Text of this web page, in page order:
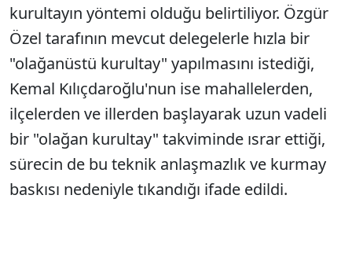
kurultayın yöntemi olduğu belirtiliyor. Özgür
Özel tarafının mevcut delegelerle hızla bir
"olağanüstü kurultay" yapılmasını istediği,
Kemal Kılıçdaroğlu'nun ise mahallelerden,
ilçelerden ve illerden başlayarak uzun vadeli
bir "olağan kurultay" takviminde ısrar ettiği,
sürecin de bu teknik anlaşmazlık ve kurmay
baskısı nedeniyle tıkandığı ifade edildi.